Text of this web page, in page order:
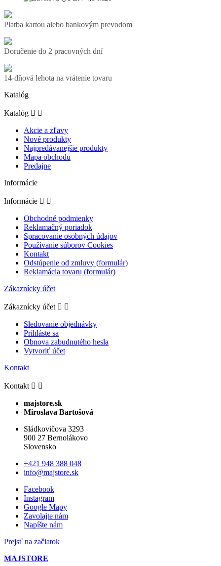
Platba kartou alebo bankovým prevodom
Doručenie do 2 pracovných dní
14-dňová lehota na vrátenie tovaru
Katalóg
Katalóg  
Akcie a zľavy
Nové produkty
Najpredávanejšie produkty
Mapa obchodu
Predajne
Informácie
Informácie  
Obchodné podmienky
Reklamačný poriadok
Spracovanie osobných údajov
Používanie súborov Cookies
Kontakt
Odstúpenie od zmluvy (formulár)
Reklamácia tovaru (formulár)
Zákaznícky účet
Zákaznícky účet  
Sledovanie objednávky
Prihláste sa
Obnova zabudnutého hesla
Vytvoriť účet
Kontakt
Kontakt  
majstore.sk
Miroslava Bartošová
Sládkovičova 3293
900 27 Bernolákovo
Slovensko
+421 948 388 048
info@majstore.sk
Facebook
Instagram
Google Mapy
Zavolajte nám
Napíšte nám
Prejsť na začiatok
MAJSTORE